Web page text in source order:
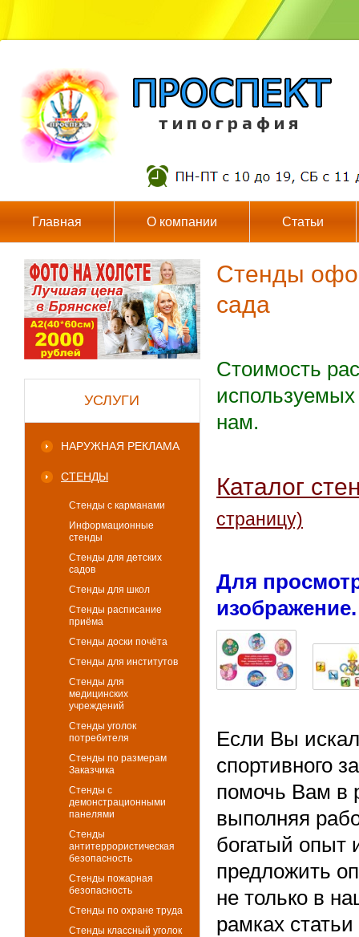
т и п о г р а ф и я
Главная О компании Статьи
УСЛУГИ
НАРУЖНАЯ РЕКЛАМА
СТЕНДЫ
Стенды с карманами
Информационные
стенды
Стенды для детских
садов
Стенды для школ
Стенды расписание
приёма
Стенды доски почёта
Стенды для институтов
Стенды для
медицинских
учреждений
Стенды уголок
потребителя
Стенды по размерам
Заказчика
Стенды с
демонстрационными
панелями
Стенды
антитеррористическая
безопасность
Стенды пожарная
безопасность
Стенды по охране труда
Стенды классный уголок
Стенды
сада
Стоимость
нам.
Каталог
страницу)
Для
изображение.
Если Вы
спортивного
помочь Вам в
выполняя
богатый опыт
предложить
не только в
рамках